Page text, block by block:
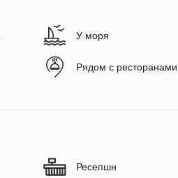
У моря
Рядом с ресторанами
Ресепшн